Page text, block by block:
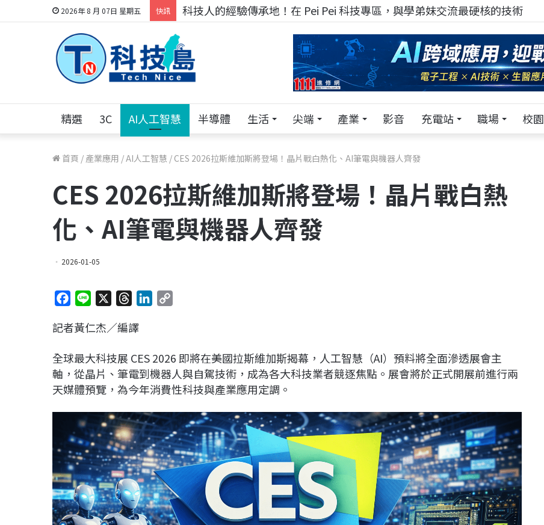
2026年 8 月 07日 星期五 快訊 科技人的經驗傳承地！在 Pei Pei 科技專區，與學弟妹交流最硬核的技術
精選 3C AI人工智慧 半導體 生活 尖端 產業 影音 充電站 職場 校園
首頁 / 產業應用 /AI人工智慧 / CES 2026拉斯維加斯將登場！晶片戰白熱化、AI筆電與機器人齊發
CES 2026拉斯維加斯將登場！晶片戰白熱
化、AI筆電與機器人齊發
2026-01-05
c
b
o
o
n
r
a
d
s
e
d
I
L
i
n
記者黃仁杰／編譯
全球最大科技展 CES 2026 即將在美國拉斯維加斯揭幕，人工智慧（AI）預料將全面滲透展會主
軸，從晶片、筆電到機器人與自駕技術，成為各大科技業者競逐焦點。展會將於正式開展前進行兩
天媒體預覽，為今年消費性科技與產業應用定調。